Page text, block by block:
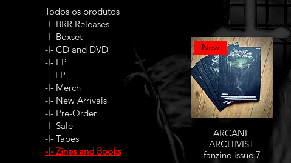
Todos os produtos
-I- BRR Releases
-I- Boxset
-I- CD and DVD
-I- EP
-|- LP
-I- Merch
-I- New Arrivals
-I- Pre-Order
-I- Sale
-I- Tapes
-I- Zines and Books
Visualização rápida
New
ARCANE
ARCHIVIST
fanzine issue 7